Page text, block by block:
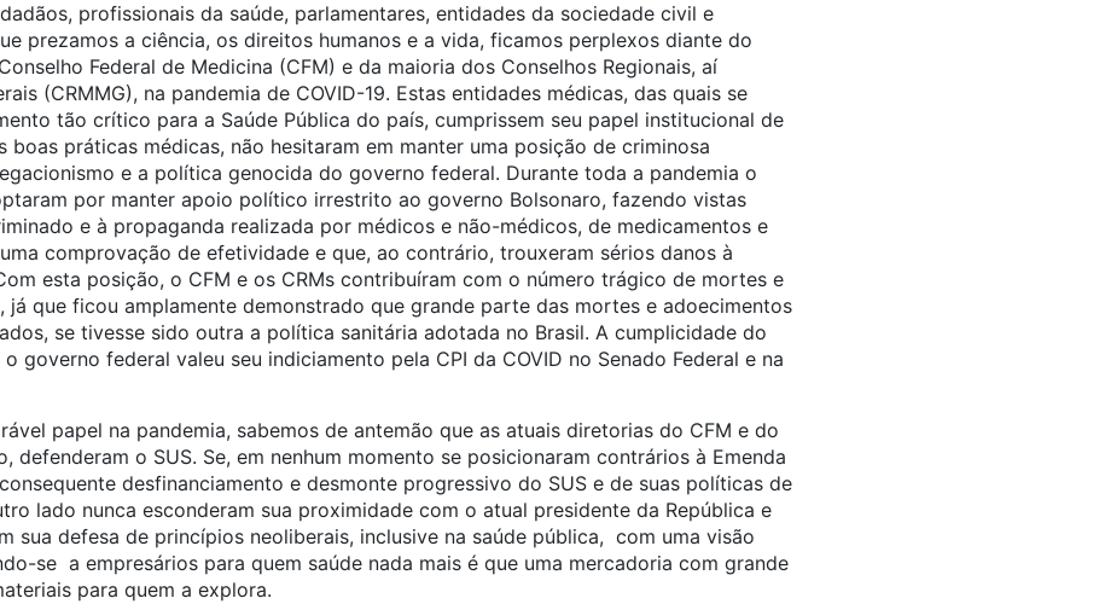
profissionais da saúde, parlamentares, entidades da sociedade civil e
prezamos a ciência, os direitos humanos e a vida, ficamos perplexos diante do
Federal de Medicina (CFM) e da maioria dos Conselhos Regionais, aí
(CRMMG), na pandemia de COVID-19. Estas entidades médicas, das quais se
tão crítico para a Saúde Pública do país, cumprissem seu papel institucional de
boas práticas médicas, não hesitaram em manter uma posição de criminosa
e a política genocida do governo federal. Durante toda a pandemia o
por manter apoio político irrestrito ao governo Bolsonaro, fazendo vistas
e à propaganda realizada por médicos e não-médicos, de medicamentos e
comprovação de efetividade e que, ao contrário, trouxeram sérios danos à
esta posição, o CFM e os CRMs contribuíram com o número trágico de mortes e
já que ficou amplamente demonstrado que grande parte das mortes e adoecimentos
se tivesse sido outra a política sanitária adotada no Brasil. A cumplicidade do
governo federal valeu seu indiciamento pela CPI da COVID no Senado Federal e na
papel na pandemia, sabemos de antemão que as atuais diretorias do CFM e do
defenderam o SUS. Se, em nenhum momento se posicionaram contrários à Emenda
desfinanciamento e desmonte progressivo do SUS e de suas políticas de
lado nunca esconderam sua proximidade com o atual presidente da República e
sua defesa de princípios neoliberais, inclusive na saúde pública, com uma visão
se a empresários para quem saúde nada mais é que uma mercadoria com grande
para quem a explora.